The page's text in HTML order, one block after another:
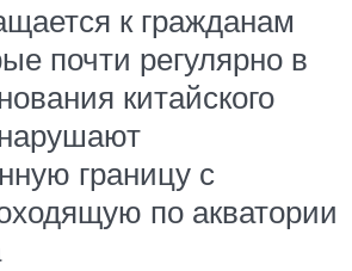
к гражданам
почти регулярно в
китайского
границу с
по акватории